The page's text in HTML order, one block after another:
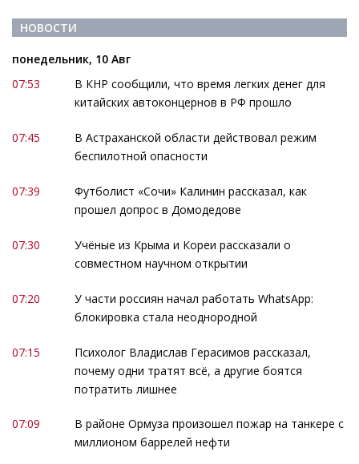
НОВОСТИ
понедельник, 10 Авг
07:53
В КНР сообщили, что время легких денег для
китайских автоконцернов в РФ прошло
07:45
В Астраханской области действовал режим
беспилотной опасности
07:39
Футболист «Сочи» Калинин рассказал, как
прошел допрос в Домодедове
07:30
Учёные из Крыма и Кореи рассказали о
совместном научном открытии
07:20
У части россиян начал работать WhatsApp:
блокировка стала неоднородной
07:15
Психолог Владислав Герасимов рассказал,
почему одни тратят всё, а другие боятся
потратить лишнее
07:09
В районе Ормуза произошел пожар на танкере с
миллионом баррелей нефти